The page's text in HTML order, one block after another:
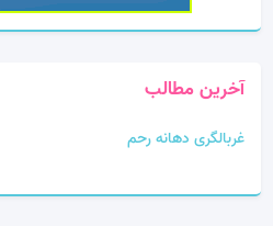
آخرین مطالب
غربالگری دهانه رحم